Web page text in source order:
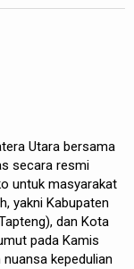
Utara bersama
secara resmi
untuk masyarakat
yakni Kabupaten
dan Kota
pada Kamis
kepedulian